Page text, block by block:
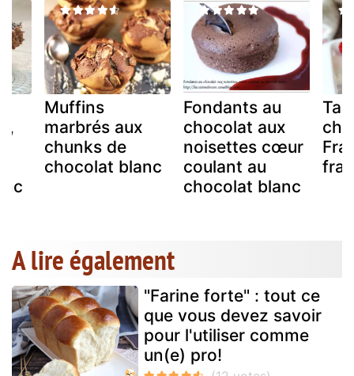
Muffins
marbrés aux
chunks de
chocolat blanc
Fondants au
chocolat aux
noisettes cœur
coulant au
chocolat blanc
A lire également
"Farine forte" : tout ce
que vous devez savoir
pour l'utiliser comme
un(e) pro!